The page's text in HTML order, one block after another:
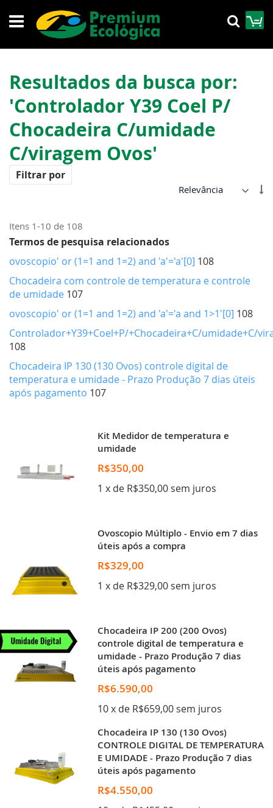
para
o
Resultados da busca por:
'Controlador Y39 Coel P/
Chocadeira C/umidade
C/viragem Ovos'
Itens 1-10 de 108
Termos de pesquisa relacionados
ovoscopio' or (1=1 and 1=2) and 'a'='a'[0] 108
Chocadeira com controle de temperatura e controle
de umidade 107
ovoscopio' or (1=1 and 1=2) and 'a'='a and 1>1'[0] 108
Controlador+Y39+Coel+P/+Chocadeira+C/umidade+C/
108
Chocadeira IP 130 (130 Ovos) controle digital de
temperatura e umidade - Prazo Produção 7 dias úteis
após pagamento 107
Kit Medidor de temperatura e
umidade
R$350,00
1 x de R$350,00 sem juros
Ovoscopio Múltiplo - Envio em 7 dias
úteis após a compra
R$329,00
1 x de R$329,00 sem juros
Chocadeira IP 200 (200 Ovos)
controle digital de temperatura e
umidade - Prazo Produção 7 dias
úteis após pagamento
R$6.590,00
10 x de R$659,00 sem juros
Chocadeira IP 130 (130 Ovos)
CONTROLE DIGITAL DE TEMPERATURA
E UMIDADE - Prazo Produção 7 dias
úteis após pagamento
R$4.550,00
Filtrar por